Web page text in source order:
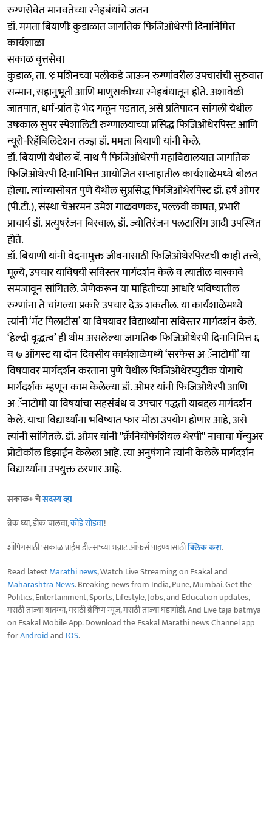
रुग्णसेवेत मानवतेच्या स्नेहबंधांचे जतन
डॉ. ममता बियाणीः कुडाळात जागतिक फिजिओथेरपी दिनानिमित्त
कार्यशाळा
सकाळ वृत्तसेवा
कुडाळ, ता. ९ः मशिनच्या पलीकडे जाऊन रुग्णांवरील उपचारांची सुरुवात
सन्मान, सहानुभूती आणि माणुसकीच्या स्नेहबंधातून होते. अशावेळी
जातपात, धर्म-प्रांत हे भेद गळून पडतात, असे प्रतिपादन सांगली येथील
उषःकाल सुपर स्पेशालिटी रुग्णालयाच्या प्रसिद्ध फिजिओथेरपिस्ट आणि
न्यूरो-रिहॅबिलिटेशन तज्ज्ञ डॉ. ममता बियाणी यांनी केले.
डॉ. बियाणी येथील बॅ. नाथ पै फिजिओथेरपी महाविद्यालयात जागतिक
फिजिओथेरपी दिनानिमित्त आयोजित सप्ताहातील कार्यशाळेमध्ये बोलत
होत्या. त्यांच्यासोबत पुणे येथील सुप्रसिद्ध फिजिओथेरपिस्ट डॉ. हर्ष ओमर
(पी.टी.), संस्था चेअरमन उमेश गाळवणकर, पल्लवी कामत, प्रभारी
प्राचार्य डॉ. प्रत्युषरंजन बिस्वाल, डॉ. ज्योतिरंजन पलटासिंग आदी उपस्थित
होते.
डॉ. बियाणी यांनी वेदनामुक्त जीवनासाठी फिजिओथेरपिस्टची काही तत्त्वे,
मूल्ये, उपचार याविषयी सविस्तर मार्गदर्शन केले व त्यातील बारकावे
समजावून सांगितले. जेणेकरून या माहितीच्या आधारे भविष्यातील
रुग्णांना ते चांगल्या प्रकारे उपचार देऊ शकतील. या कार्यशाळेमध्ये
त्यांनी ‘मॅट पिलाटीस’ या विषयावर विद्यार्थ्यांना सविस्तर मार्गदर्शन केले.
‘हेल्दी वृद्धत्व’ ही थीम असलेल्या जागतिक फिजिओथेरपी दिनानिमित्त ६
व ७ ऑगस्ट या दोन दिवसीय कार्यशाळेमध्ये ‘सरफेस अॅनाटोमी’ या
विषयावर मार्गदर्शन करताना पुणे येथील फिजिओथेरप्युटीक योगाचे
मार्गदर्शक म्हणून काम केलेल्या डॉ. ओमर यांनी फिजिओथेरपी आणि
अॅनाटोमी या विषयांचा सहसंबंध व उपचार पद्धती याबद्दल मार्गदर्शन
केले. याचा विद्यार्थ्यांना भविष्यात फार मोठा उपयोग होणार आहे, असे
त्यांनी सांगितले. डॉ. ओमर यांनी ''क्रॅनियोफेशियल थेरपी'' नावाचा मॅन्युअर
प्रोटोकॉल डिझाईन केलेला आहे. त्या अनुषंगाने त्यांनी केलेले मार्गदर्शन
विद्यार्थ्यांना उपयुक्त ठरणार आहे.
सकाळ+ चेसदस्य व्हा
ब्रेक घ्या, डोकं चालवा,कोडे सोडवा!
शॉपिंगसाठी 'सकाळ प्राईम डील्स'च्या भन्नाट ऑफर्स पाहण्यासाठीक्लिक करा.
Read latestMarathi news, Watch Live Streaming on Esakal and
Maharashtra News. Breaking news from India, Pune, Mumbai. Get the
Politics, Entertainment, Sports, Lifestyle, Jobs, and Education updates,
मराठी ताज्या बातम्या, मराठी ब्रेकिंग न्यूज, मराठी ताज्या घडामोडी. And Live taja batmya
on Esakal Mobile App. Download the Esakal Marathi news Channel app
forAndroidand IOS.